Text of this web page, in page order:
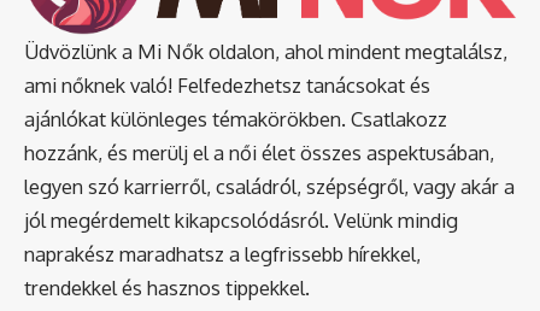
Üdvözlünk a Mi Nők oldalon, ahol mindent megtalálsz,
ami nőknek való! Felfedezhetsz tanácsokat és
ajánlókat különleges témakörökben. Csatlakozz
hozzánk, és merülj el a női élet összes aspektusában,
legyen szó karrierről, családról, szépségről, vagy akár a
jól megérdemelt kikapcsolódásról. Velünk mindig
naprakész maradhatsz a legfrissebb hírekkel,
trendekkel és hasznos tippekkel.